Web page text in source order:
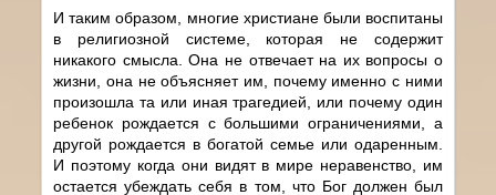
И таким образом, многие христиане были воспитаны
в религиозной системе, которая не содержит
никакого смысла. Она не отвечает на их вопросы о
жизни, она не объясняет им, почему именно с ними
произошла та или иная трагедией, или почему один
ребенок рождается с большими ограничениями, а
другой рождается в богатой семье или одаренным.
И поэтому когда они видят в мире неравенство, им
остается убеждать себя в том, что Бог должен был